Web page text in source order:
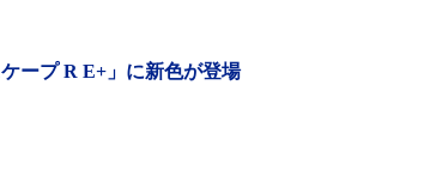
ープ R E+」に新色が登場